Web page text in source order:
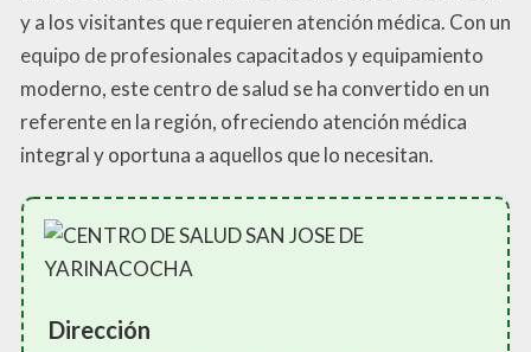
y a los visitantes que requieren atención médica. Con un
equipo de profesionales capacitados y equipamiento
moderno, este centro de salud se ha convertido en un
referente en la región, ofreciendo atención médica
integral y oportuna a aquellos que lo necesitan.
Dirección